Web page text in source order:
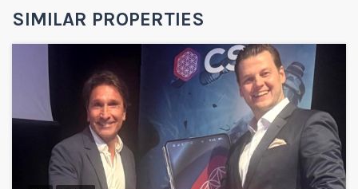
SIMILAR PROPERTIES